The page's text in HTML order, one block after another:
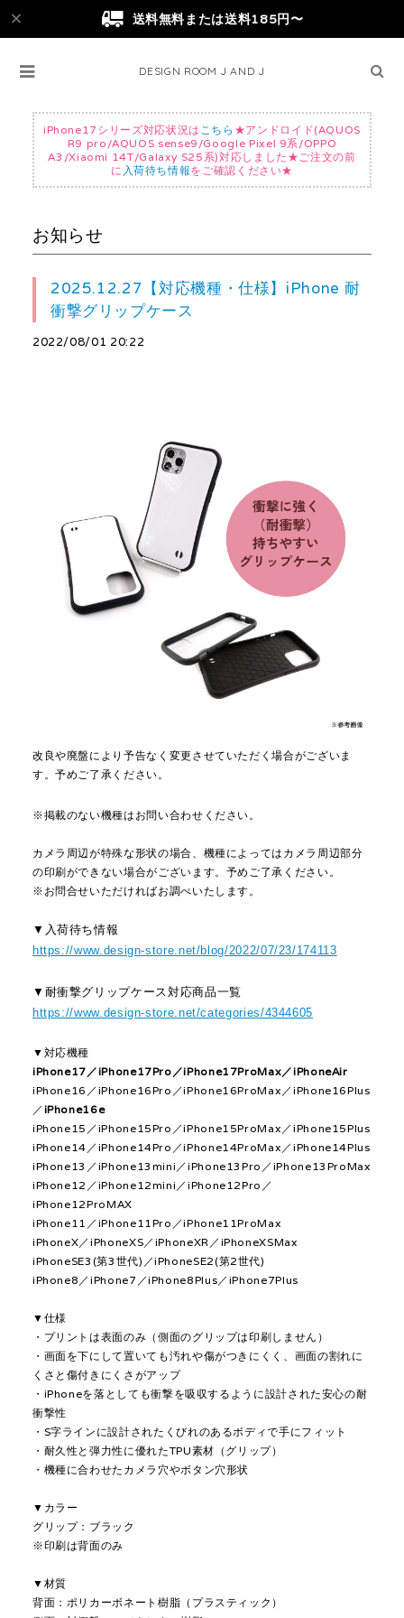
送料無料または送料185円〜
DESIGN ROOM J AND J
iPhone17シリーズ対応状況は こちら ★アンドロイド(AQUOS
R9 pro/AQUOS sense9/Google Pixel 9系/OPPO
A3/Xiaomi 14T/Galaxy S25系)対応しました★ご注文の前
に 入荷待ち情報をご確認ください★
お知らせ
2025.12.27【対応機種・仕様】iPhone 耐
衝撃グリップケース
2022/08/01 20:22
改良や廃盤により予告なく変更させていただく場合がございま
す。予めご了承ください。
※掲載のない機種はお問い合わせください。
カメラ周辺が特殊な形状の場合、機種によってはカメラ周辺部分
の印刷ができない場合がございます。予めご了承ください。
※お問合せいただければお調べいたします。
▼入荷待ち情報
https://www.design-store.net/blog/2022/07/23/174113
▼耐衝撃グリップケース対応商品一覧
https://www.design-store.net/categories/4344605
▼対応機種
iPhone17／iPhone17Pro／iPhone17ProMax／iPhoneAir
iPhone16／iPhone16Pro／iPhone16ProMax／iPhone16Plus
／ iPhone16e
iPhone15／iPhone15Pro／iPhone15ProMax／iPhone15Plus
iPhone14／iPhone14Pro／iPhone14ProMax／iPhone14Plus
iPhone13／iPhone13mini／iPhone13Pro／iPhone13ProMax
iPhone12／iPhone12mini／iPhone12Pro／
iPhone12ProMAX
iPhone11／iPhone11Pro／iPhone11ProMax
iPhoneX／iPhoneXS／iPhoneXR／iPhoneXSMax
iPhoneSE3(第3世代)／iPhoneSE2(第2世代)
iPhone8／iPhone7／iPhone8Plus／iPhone7Plus
▼仕様
・プリントは表面のみ（側面のグリップは印刷しません）
・画面を下にして置いても汚れや傷がつきにくく、画面の割れに
くさと傷付きにくさがアップ
・iPhoneを落としても衝撃を吸収するように設計された安心の耐
衝撃性
・S字ラインに設計されたくびれのあるボディで手にフィット
・耐久性と弾力性に優れたTPU素材（グリップ）
・機種に合わせたカメラ穴やボタン穴形状
▼カラー
グリップ：ブラック
※印刷は背面のみ
▼材質
背面：ポリカーボネート樹脂（プラスティック）